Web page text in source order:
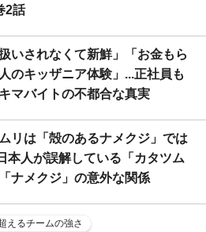
2話
扱いされなくて新鮮」「お金もら
のキッザニア体験」...正社員も
マバイトの不都合な真実
リは「殻のあるナメクジ」では
本人が誤解している「カタツム
ナメクジ」の意外な関係
えるチームの強さ